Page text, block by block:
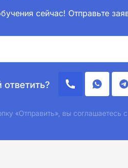
сейчас! Отправьте
ответить?
«Отправить», вы соглашаетесь